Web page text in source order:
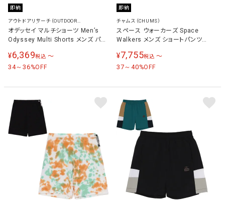
即納
アウトドアリサーチ（OUTDOOR
RESEARCH）
オデッセイ マルチショーツ Men’s
Odyssey Multi Shorts メンズ パン
¥6,369税込 〜
34～36%OFF
即納
チャムス（CHUMS）
スペース ウォーカーズ Space
Walkers メンズ ショートパンツ
¥7,755税込 〜
37～40%OFF